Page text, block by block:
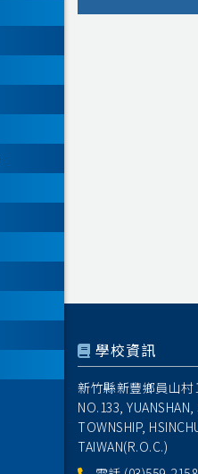
學校資訊
新竹縣新豐鄉員山村
NO.133, YUANSHAN,
TOWNSHIP,
TAIWAN(R.O.C.)